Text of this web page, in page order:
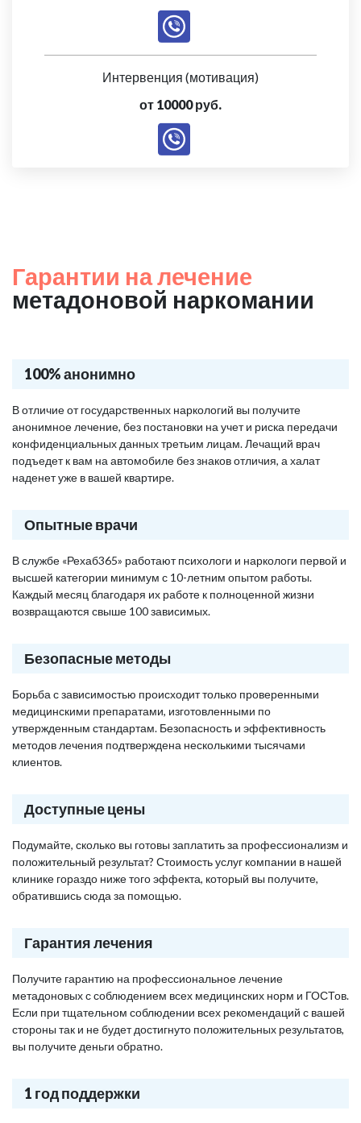
Интервенция (мотивация)
от 10000 руб.
Гарантии на лечение
метадоновой наркомании
100% анонимно
В отличие от государственных наркологий вы получите
анонимное лечение, без постановки на учет и риска передачи
конфиденциальных данных третьим лицам. Лечащий врач
подъедет к вам на автомобиле без знаков отличия, а халат
наденет уже в вашей квартире.
Опытные врачи
В службе «Рехаб365» работают психологи и наркологи первой и
высшей категории минимум с 10-летним опытом работы.
Каждый месяц благодаря их работе к полноценной жизни
возвращаются свыше 100 зависимых.
Безопасные методы
Борьба с зависимостью происходит только проверенными
медицинскими препаратами, изготовленными по
утвержденным стандартам. Безопасность и эффективность
методов лечения подтверждена несколькими тысячами
клиентов.
Доступные цены
Подумайте, сколько вы готовы заплатить за профессионализм и
положительный результат? Стоимость услуг компании в нашей
клинике гораздо ниже того эффекта, который вы получите,
обратившись сюда за помощью.
Гарантия лечения
Получите гарантию на профессиональное лечение
метадоновых с соблюдением всех медицинских норм и ГОСТов.
Если при тщательном соблюдении всех рекомендаций с вашей
стороны так и не будет достигнуто положительных результатов,
вы получите деньги обратно.
1 год поддержки